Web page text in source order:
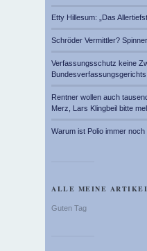
Etty Hillesum: „Das
Schröder Vermittler?
Verfassungsschutz keine
Rentner wollen auch
Merz, Lars Klingbeil bitte
Warum ist Polio immer
ALLE MEINE
Guten Tag